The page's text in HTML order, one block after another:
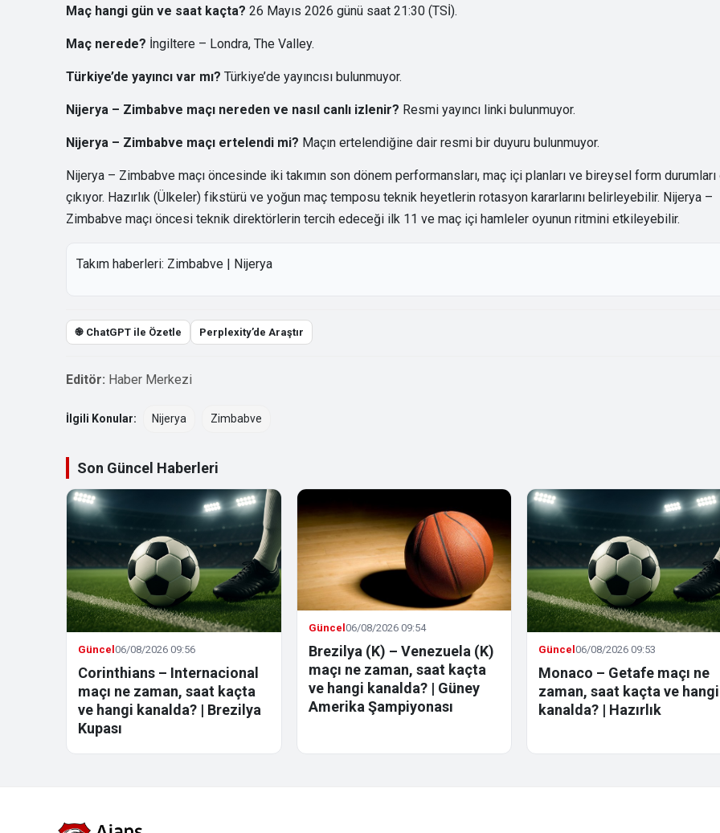
Maç hangi gün ve saat kaçta? 26 Mayıs 2026 günü saat 21:30 (TSİ).
Maç nerede? İngiltere – Londra, The Valley.
Türkiye’de yayıncı var mı? Türkiye’de yayıncısı bulunmuyor.
Nijerya – Zimbabve maçı nereden ve nasıl canlı izlenir? Resmi yayıncı linki bulunmuyor.
Nijerya – Zimbabve maçı ertelendi mi? Maçın ertelendiğine dair resmi bir duyuru bulunmuyor.
Nijerya – Zimbabve maçı öncesinde iki takımın son dönem performansları, maç içi planları ve bireysel form durumları
çıkıyor. Hazırlık (Ülkeler) fikstürü ve yoğun maç temposu teknik heyetlerin rotasyon kararlarını belirleyebilir. Nijerya –
Zimbabve maçı öncesi teknik direktörlerin tercih edeceği ilk 11 ve maç içi hamleler oyunun ritmini etkileyebilir.
Takım haberleri: Zimbabve Nijerya
֎ ChatGPT ile Özetle Perplexity’de Araştır
Editör: Haber Merkezi
İlgili Konular: Nijerya Zimbabve
Son Güncel Haberleri
Güncel 06/08/2026 09:56
Corinthians – Internacional
maçı ne zaman, saat kaçta
ve hangi kanalda? | Brezilya
Kupası
Güncel06/08/2026 09:54
Brezilya (K) – Venezuela (K)
maçı ne zaman, saat kaçta
ve hangi kanalda? | Güney
Amerika Şampiyonası
Güncel06/08/2026 09:53
Monaco – Getafe maçı ne
zaman, saat kaçta ve hangi
kanalda? | Hazırlık